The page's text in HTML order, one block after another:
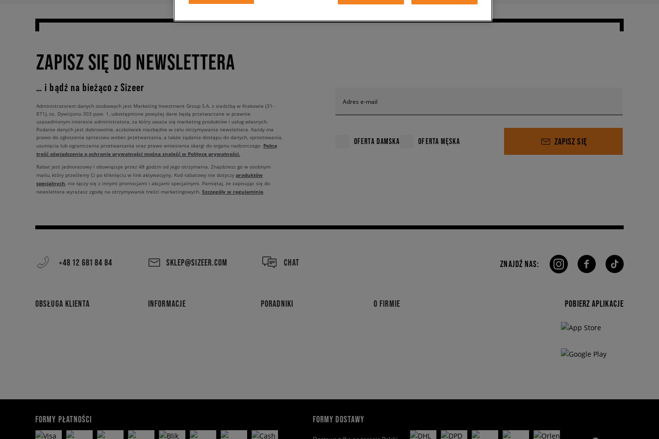
ZAPISZ SIĘ DO NEWSLETTERA
… i bądź na bieżąco z Sizeer
Adres e-mail
OFERTA DAMSKA OFERTA MĘSKA ZAPISZ SIĘ
Administratorem danych osobowych jest Marketing Investment Group S.A. z siedzibą w Krakowie (31-
871), os. Dywizjonu 303 paw. 1, udostępnione powyżej dane będą przetwarzane w prawnie
uzasadnionym interesie administratora, za który uważa się marketing produktów i usług własnych.
Podanie danych jest dobrowolne, aczkolwiek niezbędne w celu otrzymywania newslettera. Każdy ma
prawo do zgłoszenia sprzeciwu wobec przetwarzania, a także żądania dostępu do danych, sprostowania,
usunięcia lub ograniczenia przetwarzania oraz prawo wniesienia skargi do organu nadzorczego. Pełną
treść oświadczenia o ochronie prywatności można znaleźć w Polityce prywatności.
Rabat jest jednorazowy i obowiązuje przez 48 godzin od jego otrzymania. Znajdziesz go w osobnym
mailu, który prześlemy Ci po kliknięciu w link aktywacyjny. Kod rabatowy nie dotyczy produktów
specjalnych, nie łączy się z innymi promocjami i akcjami specjalnymi. Pamiętaj, że zapisując się do
newslettera wyrażasz zgodę na otrzymywanie treści marketingowych. Szczegóły w regulaminie.
+48 12 681 84 84 SKLEP@SIZEER.COM CHAT
OBSŁUGA KLIENTA INFORMACJE PORADNIKI O FIRMIE
ZNAJDŹ NAS:
POBIERZ APLIKACJE
FORMY PŁATNOŚCI FORMY DOSTAWY